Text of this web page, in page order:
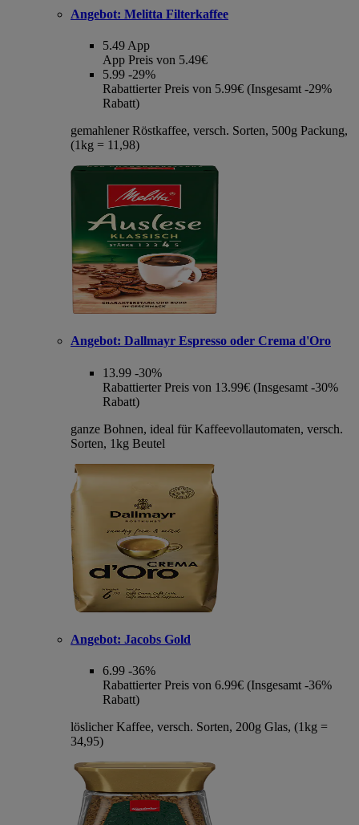
Angebot: Melitta Filterkaffee
5.49 App
App Preis von 5.49€
5.99 -29%
Rabattierter Preis von 5.99€ (Insgesamt -29%
Rabatt)
gemahlener Röstkaffee, versch. Sorten, 500g Packung,
(1kg = 11,98)
Angebot: Dallmayr Espresso oder Crema d'Oro
13.99 -30%
Rabattierter Preis von 13.99€ (Insgesamt -30%
Rabatt)
ganze Bohnen, ideal für Kaffeevollautomaten, versch.
Sorten, 1kg Beutel
Angebot: Jacobs Gold
6.99 -36%
Rabattierter Preis von 6.99€ (Insgesamt -36%
Rabatt)
löslicher Kaffee, versch. Sorten, 200g Glas, (1kg =
34,95)